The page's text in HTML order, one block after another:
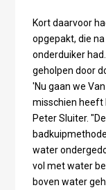
Kort daarvoor
opgepakt, die
onderduiker
geholpen door
'Nu gaan we
misschien heeft
Peter Sluiter.
water
vol met water
boven water